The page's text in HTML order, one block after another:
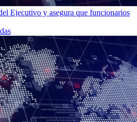
Ejecutivo y asegura que funcionarios